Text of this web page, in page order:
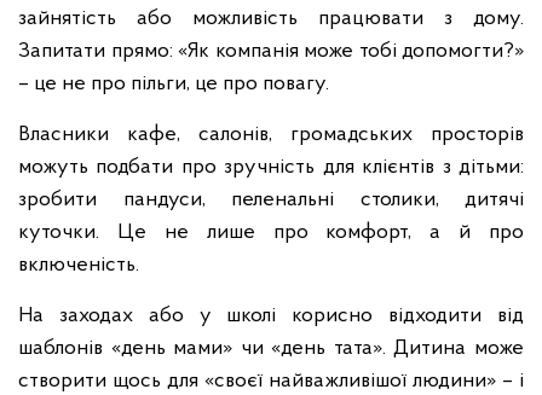
зайнятість або можливість працювати з дому.
Запитати прямо: «Як компанія може тобі допомогти?»
– це не про пільги, це про повагу.
Власники кафе, салонів, громадських просторів
можуть подбати про зручність для клієнтів з дітьми:
зробити пандуси, пеленальні столики, дитячі
куточки. Це не лише про комфорт, а й про
включеність.
На заходах або у школі корисно відходити від
шаблонів «день мами» чи «день тата». Дитина може
створити щось для «своєї найважливішої людини» – і